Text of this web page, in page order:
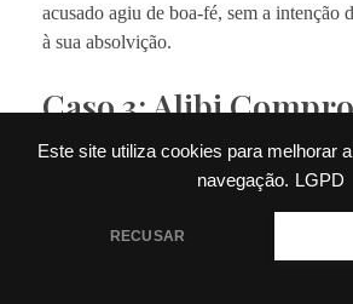
Este site utiliza cookies para melhorar
navegação. LGPD
RECUSAR
acusado agiu de boa-fé, sem a intenção
à sua absolvição.
Caso 3: Alibi
Testemunhas
Um terceiro caso de sucesso envolveu a
Precisa de ajuda?